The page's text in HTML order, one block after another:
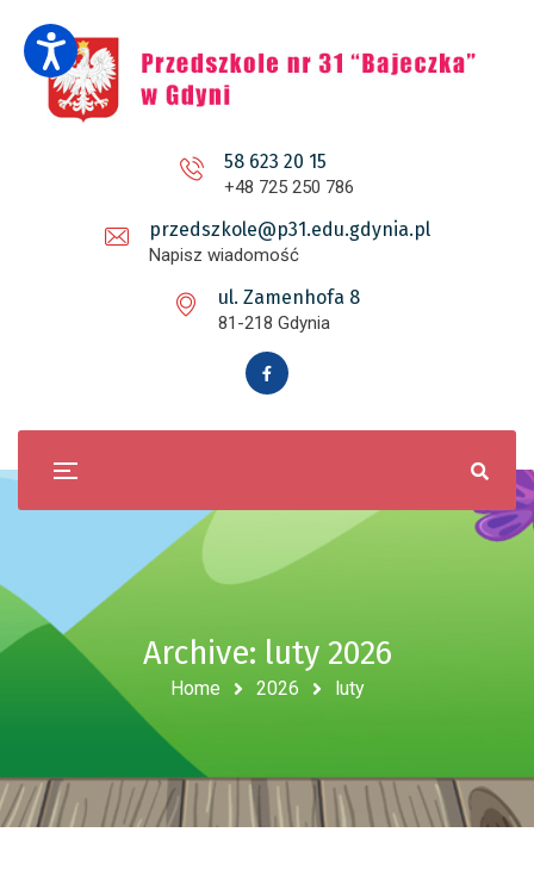
58 623 20 15
+48 725 250 786
przedszkole@p31.edu.gdynia.pl
Napisz wiadomość
ul. Zamenhofa 8
81-218 Gdynia
Archive: luty 2026
Home 2026 luty